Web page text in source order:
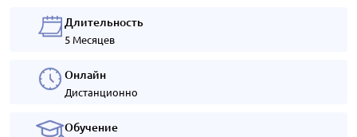
Длительность
5 Месяцев
Онлайн
Дистанционно
Обучение